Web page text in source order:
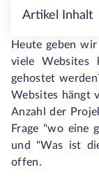
Artikel Inhalt
Heute geben
viele Websites
gehostet
Websites hängt
Anzahl der
Frage "wo eine
und "Was ist
offen.